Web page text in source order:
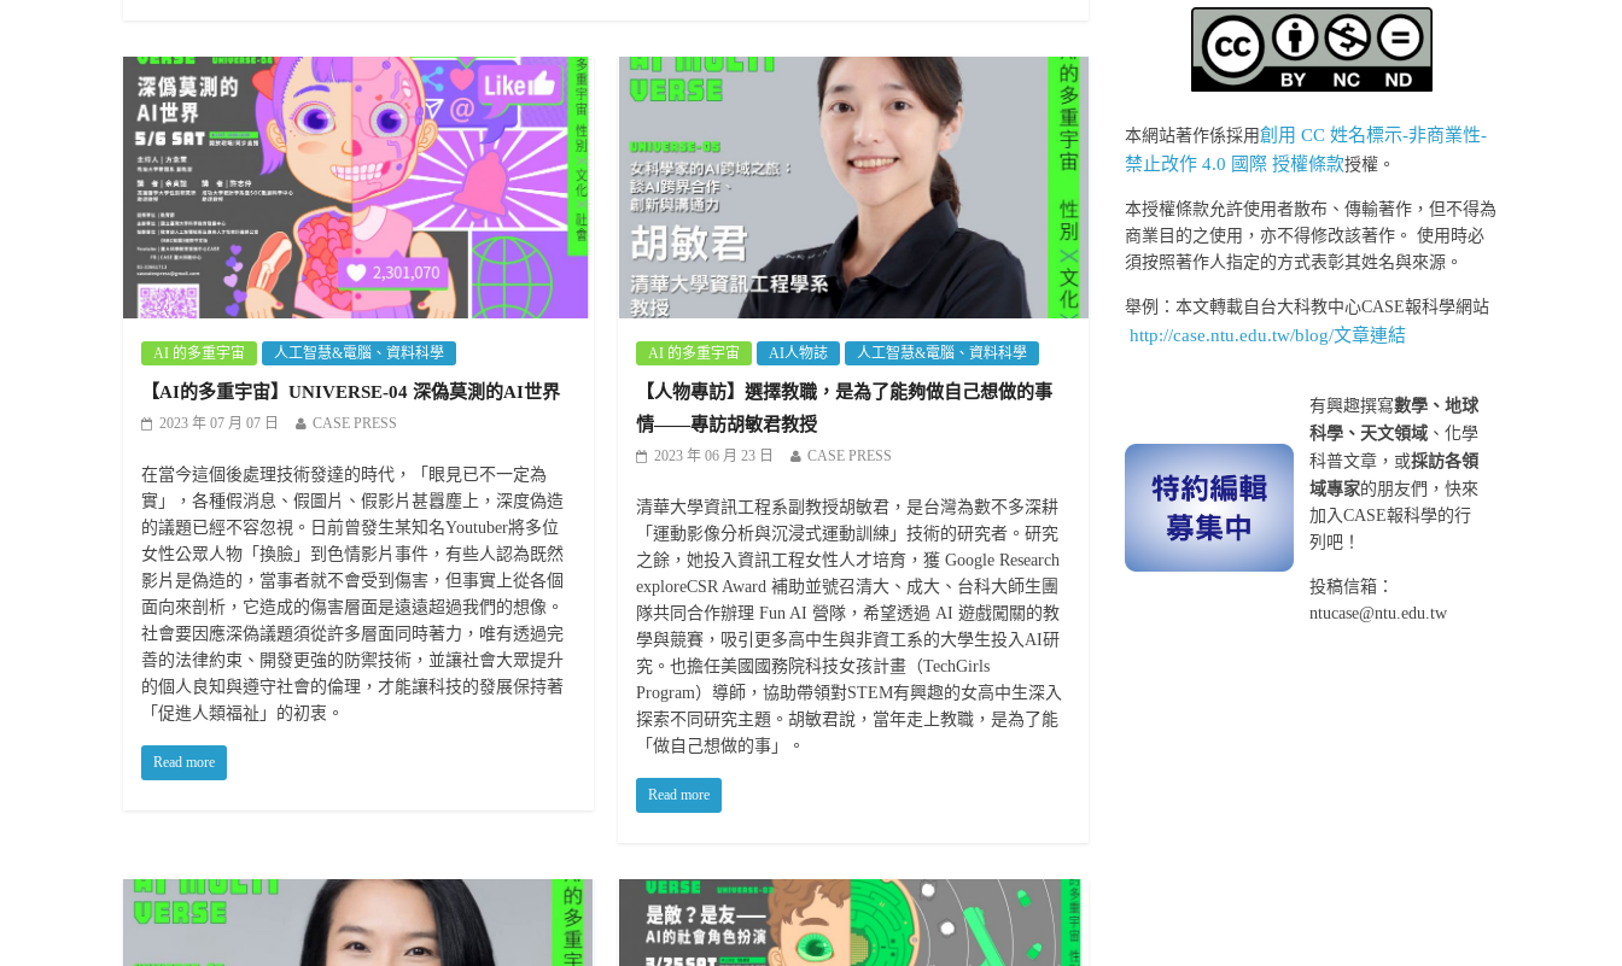
AI 的多重宇宙 人工智慧&電腦、資料科學
【AI的多重宇宙】UNIVERSE-04 深偽莫測的AI世界
2023 年 07 月 07 日 CASE PRESS
在當今這個後處理技術發達的時代，「眼見已不一定為
實」，各種假消息、假圖片、假影片甚囂塵上，深度偽造
的議題已經不容忽視。日前曾發生某知名Youtuber將多位
女性公眾人物「換臉」到色情影片事件，有些人認為既然
影片是偽造的，當事者就不會受到傷害，但事實上從各個
面向來剖析，它造成的傷害層面是遠遠超過我們的想像。
社會要因應深偽議題須從許多層面同時著力，唯有透過完
善的法律約束、開發更強的防禦技術，並讓社會大眾提升
的個人良知與遵守社會的倫理，才能讓科技的發展保持著
「促進人類福祉」的初衷。
Read more
AI 的多重宇宙 AI人物誌 人工智慧&電腦、資料科學
【人物專訪】選擇教職，是為了能夠做自己想做的事
情——專訪胡敏君教授
2023 年 06 月 23 日 CASE PRESS
清華大學資訊工程系副教授胡敏君，是台灣為數不多深耕
「運動影像分析與沉浸式運動訓練」技術的研究者。研究
之餘，她投入資訊工程女性人才培育，獲 Google Research
exploreCSR Award 補助並號召清大、成大、台科大師生團
隊共同合作辦理 Fun AI 營隊，希望透過 AI 遊戲闖關的教
學與競賽，吸引更多高中生與非資工系的大學生投入AI研
究。也擔任美國國務院科技女孩計畫（TechGirls
Program）導師，協助帶領對STEM有興趣的女高中生深入
探索不同研究主題。胡敏君說，當年走上教職，是為了能
「做自己想做的事」。
Read more
本網站著作係採用創用 CC 姓名標示-非商業性-
禁止改作 4.0 國際 授權條款授權。
本授權條款允許使用者散布、傳輸著作，但不得為
商業目的之使用，亦不得修改該著作。 使用時必
須按照著作人指定的方式表彰其姓名與來源。
舉例：本文轉載自台大科教中心CASE報科學網站
http://case.ntu.edu.tw/blog/文章連結
有興趣撰寫數學、地球
科學、天文領域 、化學
科普文章，或採訪各領
域專家的朋友們，快來
加入CASE報科學的行
列吧！
投稿信箱：
ntucase@ntu.edu.tw